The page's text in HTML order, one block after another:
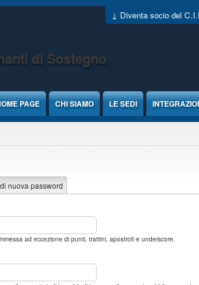
↓ Diventa socio del
di Sostegno
PAGE CHI SIAMO LE SEDI
nuova password
ad eccezione di punti, trattini, apostrofi e underscore.